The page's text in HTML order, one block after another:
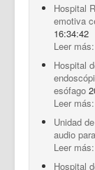
Hospital
emotiva
16:34:42
Leer
Hospital
esófago
Leer
Unidad
audio
Leer
Hospital